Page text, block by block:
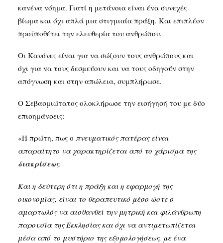
κανένα νόημα. Γιατί η μετάνοια είναι ένα συνεχές
βίωμα και όχι απλά μια στιγμιαία πράξη. Και επιπλέον
προϋποθέτει την ελευθερία του ανθρώπου.
Οι Κανόνες είναι για να σώζουν τους ανθρώπους και
όχι για να τους δεσμεύουν και να τους οδηγούν στην
απόγνωση και στην απώλεια, συμπλήρωσε.
Ο Σεβασμιώτατος ολοκλήρωσε την εισήγησή του με δύο
επισημάνσεις:
«Η πρώτη, πως ο πνευματικός πατέρας είναι
απαραίτητο να χαρακτηρίζεται από το χάρισμα της
διακρίσεως.
Και η δεύτερη ότι η πράξη και η εφαρμογή της
οικονομίας, είναι το θεραπευτικό μέσο ώστε ο
αμαρτωλός να αισθανθεί την μητρική και φιλάνθρωπη
παρουσία της Εκκλησίας και όχι να αντιμετωπίζεται
μέσα από το μυστήριο της εξομολογήσεως, με ένα